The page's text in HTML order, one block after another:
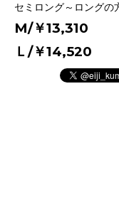
セミロング～ロングの
M/￥13,310
Ｌ/￥14,520